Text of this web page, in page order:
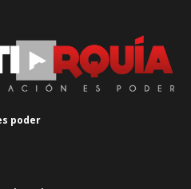
poder